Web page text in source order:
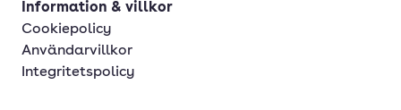
Information & villkor
Cookiepolicy
Användarvillkor
Integritetspolicy